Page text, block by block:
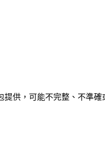
供，可能不完整、不準